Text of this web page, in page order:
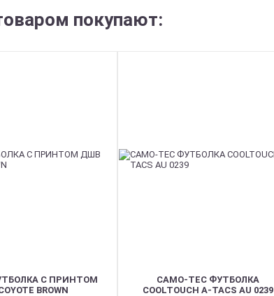
покупают:
С ПРИНТОМ
BROWN
CAMO-TEC ФУТБОЛКА
COOLTOUCH A-TACS AU 0239